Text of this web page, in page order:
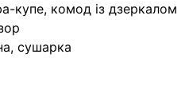
купе, комод із дзеркалом
сушарка